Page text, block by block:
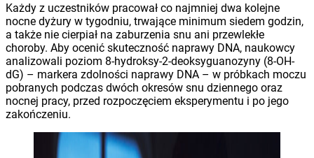
Każdy z uczestników pracował co najmniej dwa kolejne
nocne dyżury w tygodniu, trwające minimum siedem godzin,
a także nie cierpiał na zaburzenia snu ani przewlekłe
choroby. Aby ocenić skuteczność naprawy DNA, naukowcy
analizowali poziom 8-hydroksy-2-deoksyguanozyny (8-OH-
dG) – markera zdolności naprawy DNA – w próbkach moczu
pobranych podczas dwóch okresów snu dziennego oraz
nocnej pracy, przed rozpoczęciem eksperymentu i po jego
zakończeniu.